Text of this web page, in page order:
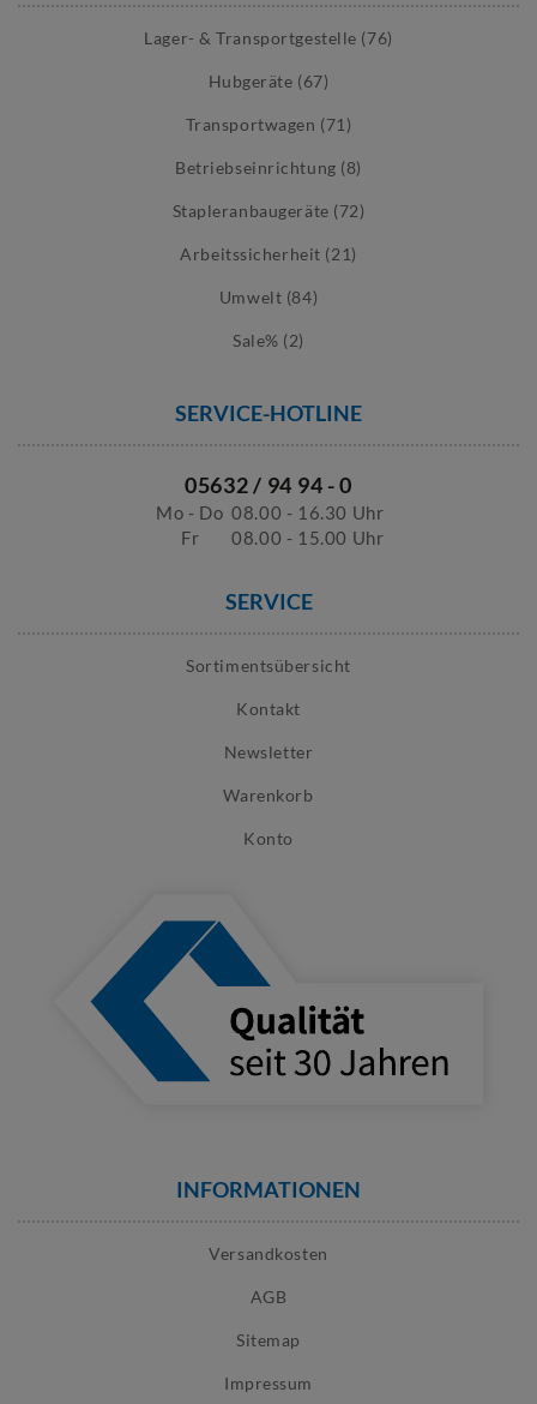
Lager- & Transportgestelle (76)
Hubgeräte (67)
Transportwagen (71)
Betriebseinrichtung (8)
Stapleranbaugeräte (72)
Arbeitssicherheit (21)
Umwelt (84)
Sale% (2)
SERVICE-HOTLINE
05632 / 94 94 - 0
Mo - Do 08.00 - 16.30 Uhr
Fr
08.00 - 15.00 Uhr
SERVICE
Sortimentsübersicht
Kontakt
Newsletter
Warenkorb
Konto
INFORMATIONEN
Versandkosten
AGB
Sitemap
Impressum